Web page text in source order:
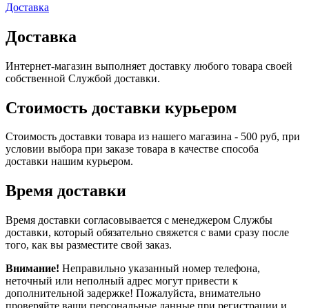
Доставка
Доставка
Интернет-магазин выполняет доставку любого товара своей
собственной Службой доставки.
Стоимость доставки курьером
Стоимость доставки товара из нашего магазина - 500 руб, при
условии выбора при заказе товара в качестве способа
доставки нашим курьером.
Время доставки
Время доставки согласовывается с менеджером Службы
доставки, который обязательно свяжется с вами сразу после
того, как вы разместите свой заказ.
Внимание! Неправильно указанный номер телефона,
неточный или неполный адрес могут привести к
дополнительной задержке! Пожалуйста, внимательно